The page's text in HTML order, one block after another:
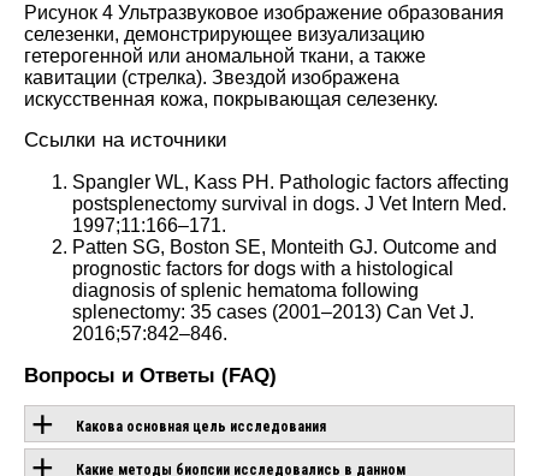
Рисунок 4 Ультразвуковое изображение образования
селезенки, демонстрирующее визуализацию
гетерогенной или аномальной ткани, а также
кавитации (стрелка). Звездой изображена
искусственная кожа, покрывающая селезенку.
Ссылки на источники
Spangler WL, Kass PH. Pathologic factors affecting
postsplenectomy survival in dogs. J Vet Intern Med.
1997;11:166–171.
Patten SG, Boston SE, Monteith GJ. Outcome and
prognostic factors for dogs with a histological
diagnosis of splenic hematoma following
splenectomy: 35 cases (2001–2013) Can Vet J.
2016;57:842–846.
Вопросы и Ответы (FAQ)
Какова основная цель исследования
Какие методы биопсии исследовались в данном